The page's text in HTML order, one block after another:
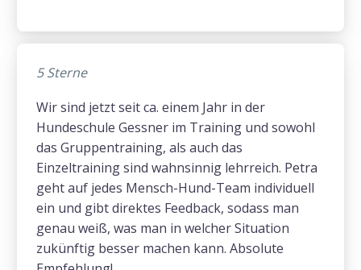
5 Sterne
Wir sind jetzt seit ca. einem Jahr in der
Hundeschule Gessner im Training und sowohl
das Gruppentraining, als auch das
Einzeltraining sind wahnsinnig lehrreich. Petra
geht auf jedes Mensch-Hund-Team individuell
ein und gibt direktes Feedback, sodass man
genau weiß, was man in welcher Situation
zukünftig besser machen kann. Absolute